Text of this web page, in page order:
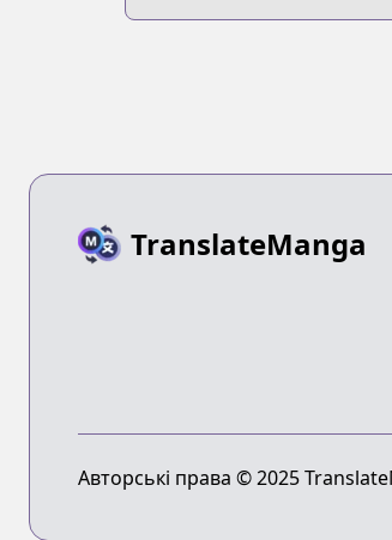
TranslateManga
Авторські права © 2025